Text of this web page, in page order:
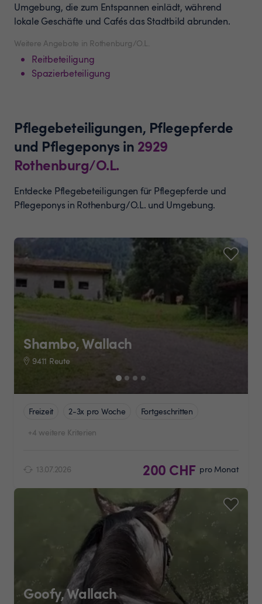
Weitere Angebote in Rothenburg/O.L.
Reitbeteiligung
Spazierbeteiligung
Umgebung, die zum Entspannen einlädt, während
lokale Geschäfte und Cafés das Stadtbild abrunden.
Pflegebeteiligungen, Pflegepferde
und Pflegeponys in 2929
Rothenburg/O.L.
Entdecke Pflegebeteiligungen für Pflegepferde und
Pflegeponys in Rothenburg/O.L. und Umgebung.
Shambo, Wallach
9411 Reute
Freizeit 2-3x pro Woche
Fortgeschritten
+4 weitere Kriterien
13.07.2026 200 CHF pro Monat
Goofy, Wallach